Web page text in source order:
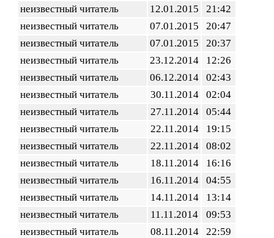
неизвестный читатель
12.01.2015
21:42
неизвестный читатель
07.01.2015
20:47
неизвестный читатель
07.01.2015
20:37
неизвестный читатель
23.12.2014
12:26
неизвестный читатель
06.12.2014
02:43
неизвестный читатель
30.11.2014
02:04
неизвестный читатель
27.11.2014
05:44
неизвестный читатель
22.11.2014
19:15
неизвестный читатель
22.11.2014
08:02
неизвестный читатель
18.11.2014
16:16
неизвестный читатель
16.11.2014
04:55
неизвестный читатель
14.11.2014
13:14
неизвестный читатель
11.11.2014
09:53
неизвестный читатель
08.11.2014
22:59